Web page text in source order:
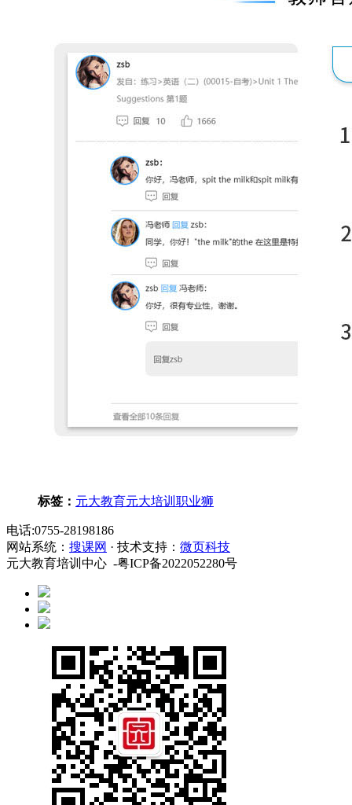
标签： 元大教育元大培训 职业狮
电话:0755-28198186
网站系统： 搜课网 · 技术支持： 微页科技
元大教育培训中心 -粤ICP备2022052280号